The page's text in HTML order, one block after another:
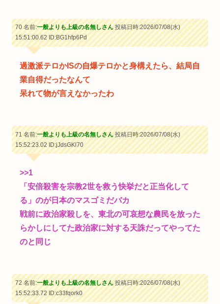
70 名前:一般よりも上級の名無しさん投稿日時:2026/07/08(水)
15:51:00.62ID:BG1hfp6Pd
過激派テロかISの自爆テロかと身構えたら、結局自
業自得だったなんて
呆れて物が言えなかったわ
71 名前:一般よりも上級の名無しさん投稿日時:2026/07/08(水)
15:52:23.02ID:jJdsGKl70
>>1
「安倍殺害を宗教2世を救う快挙だと正当化して
る」のが日本のマスゴミだバカ
戦前に政治家殺しを、東北の可哀想な農民を放った
らかしにしてた政治家に対する天誅だってやってた
のと同じ
72 名前:一般よりも上級の名無しさん投稿日時:2026/07/08(水)
15:52:33.72ID:c33fqork0